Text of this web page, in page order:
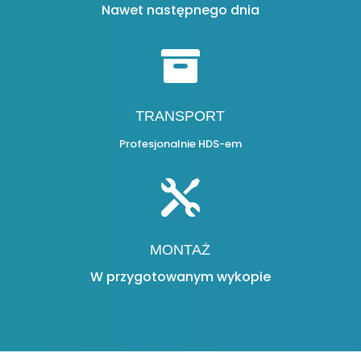
Nawet następnego dnia

TRANSPORT
Profesjonalnie HDS-em

MONTAŻ
W przygotowanym wykopie